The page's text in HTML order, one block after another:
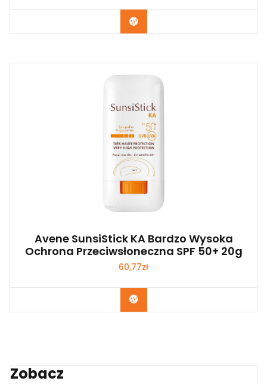
Zobacz
Avene SunsiStick KA Bardzo Wysoka
Ochrona Przeciwsłoneczna SPF 50+ 20g
60,77zł
Zobacz
Zobacz